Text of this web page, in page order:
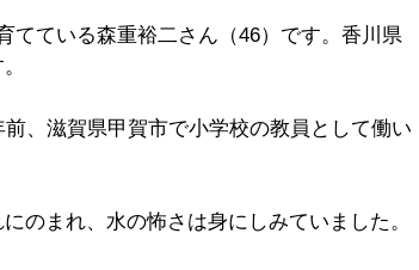
てている森重裕二さん（46）です。香川県
、滋賀県甲賀市で小学校の教員として働い
のまれ、水の怖さは身にしみていました。